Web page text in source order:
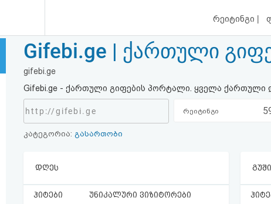
რეიტინგი |
Gifebi.ge | ქართული
gifebi.ge
Gifebi.ge - ქართული გიფების პორტალი. ყველა ქართული
http://gifebi.ge რეიტინგი
კატეგორია: გასართობი
დღეს
ჰიტები უნიკალური ვიზიტორები